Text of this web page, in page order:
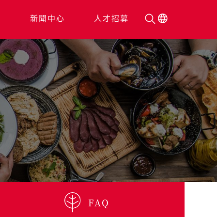
新聞中心 人才招募
FAQ